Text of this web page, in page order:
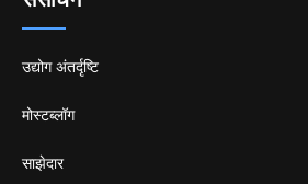
उद्योग अंतर्दृष्टि
मोस्टब्लॉग
साझेदार